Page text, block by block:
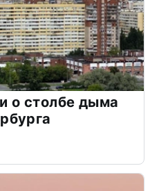
о столбе дыма